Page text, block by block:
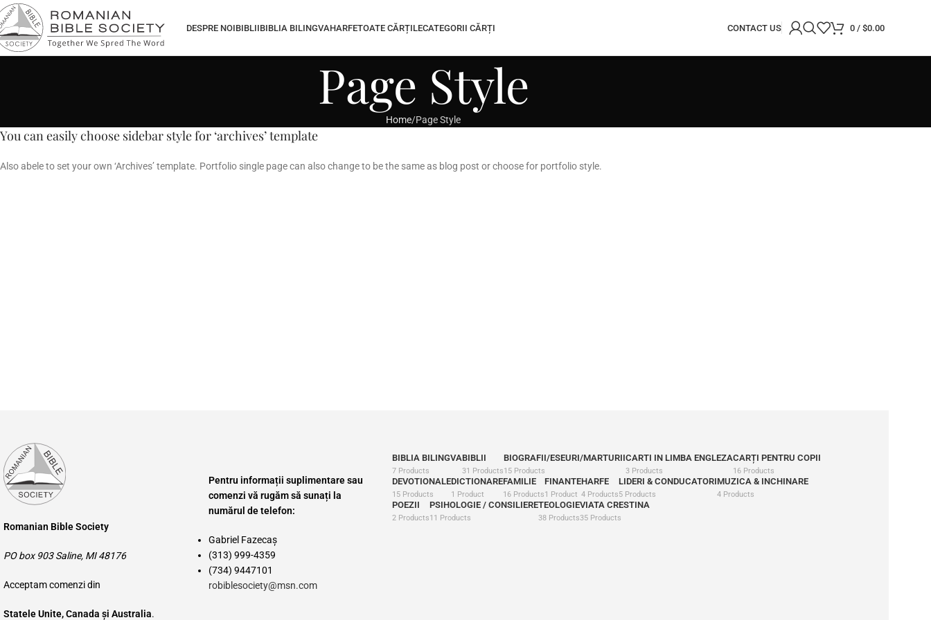
DESPRE NOIBIBLIIBIBLIA BILINGVAHARFETOATE CĂRȚILECATEGORII CĂRȚI CONTACT US 0 / $0.00
Page Style
Home Page Style
You can easily choose sidebar style for ‘archives’ template
Also abele to set your own ‘Archives’ template. Portfolio single page can also change to be the same as blog post or choose for portfolio style.
Romanian Bible Society
PO box 903 Saline, MI 48176
Acceptam comenzi din
Statele Unite, Canada și Australia.
Pentru informații suplimentare sau
comenzi vă rugăm să sunați la
numărul de telefon:
Gabriel Fazecaș
(313) 999-4359
(734) 9447101
robiblesociety@msn.com
BIBLIA BILINGVA
7 Products
BIBLII
31 Products
BIOGRAFII/ESEURI/MARTURII
15 Products
CARTI IN LIMBA ENGLEZA
3 Products
CARȚI PENTRU COPII
16 Products
DEVOTIONALE
15 Products
DICTIONARE
1 Product
FAMILIE
16 Products
FINANTE
1 Product
HARFE
4 Products
LIDERI & CONDUCATORI
5 Products
MUZICA & INCHINARE
4 Products
POEZII
2 Products
PSIHOLOGIE / CONSILIERE
11 Products
TEOLOGIE
38 Products
VIATA CRESTINA
35 Products